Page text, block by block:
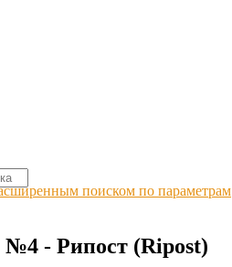
поиском по параметрам
- Рипост (Ripost)